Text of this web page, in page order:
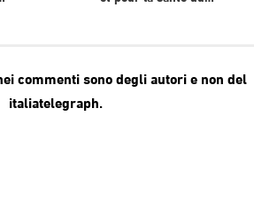
commenti sono degli autori e non del
italiatelegraph.